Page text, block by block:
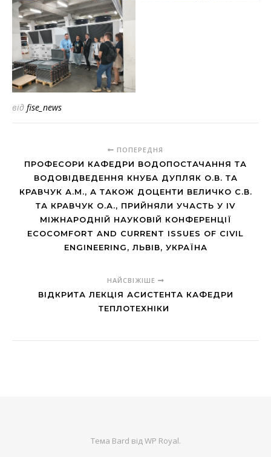
від fise_news
ПОПЕРЕДНЯ
ПРОФЕСОРИ КАФЕДРИ ВОДОПОСТАЧАННЯ ТА
ВОДОВІДВЕДЕННЯ КНУБА ДУПЛЯК О.В. ТА
КРАВЧУК А.М., А ТАКОЖ ДОЦЕНТИ ВЕЛИЧКО С.В.
ТА КРАВЧУК О.А., ПРИЙНЯЛИ УЧАСТЬ У IV
МІЖНАРОДНІЙ НАУКОВІЙ КОНФЕРЕНЦІЇ
ECOCOMFORT AND CURRENT ISSUES OF CIVIL
ENGINEERING, ЛЬВІВ, УКРАЇНА
НАЙСВІЖІШЕ
ВІДКРИТА ЛЕКЦІЯ АСИСТЕНТА КАФЕДРИ
ТЕПЛОТЕХНІКИ
Тема Bard відWP Royal.